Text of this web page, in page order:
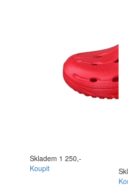
Skladem 1 250,-
Koupit